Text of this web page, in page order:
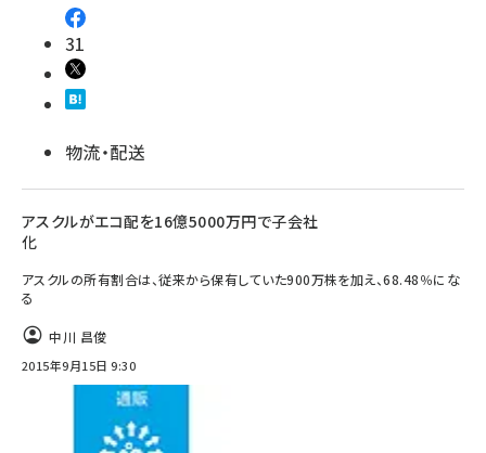
31
物流・配送
アスクルがエコ配を16億5000万円で子会社
化
アスクルの所有割合は、従来から保有していた900万株を加え、68.48％にな
る
中川 昌俊
2015年9月15日 9:30